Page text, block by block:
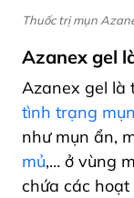
Thuốc trị mụn
Azanex gel
Azanex gel là
tình trạng
như mụn ẩn,
mủ,… ở vùng
chứa các